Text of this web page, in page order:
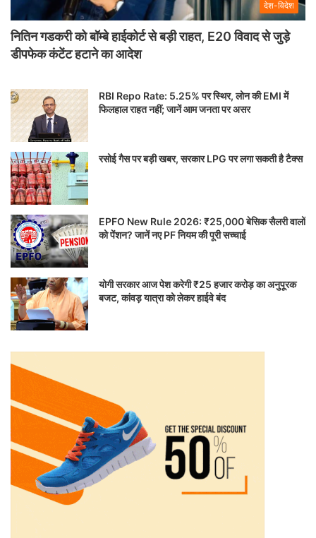
देश-विदेश
नितिन गडकरी को बॉम्बे हाईकोर्ट से बड़ी राहत, E20 विवाद से जुड़े
डीपफेक कंटेंट हटाने का आदेश
RBI Repo Rate: 5.25% पर स्थिर, लोन की EMI में
फिलहाल राहत नहीं; जानें आम जनता पर असर
रसोई गैस पर बड़ी खबर, सरकार LPG पर लगा सकती है टैक्स
EPFO New Rule 2026: ₹25,000 बेसिक सैलरी वालों
को पेंशन? जानें नए PF नियम की पूरी सच्चाई
योगी सरकार आज पेश करेगी ₹25 हजार करोड़ का अनुपूरक
बजट, कांवड़ यात्रा को लेकर हाईवे बंद